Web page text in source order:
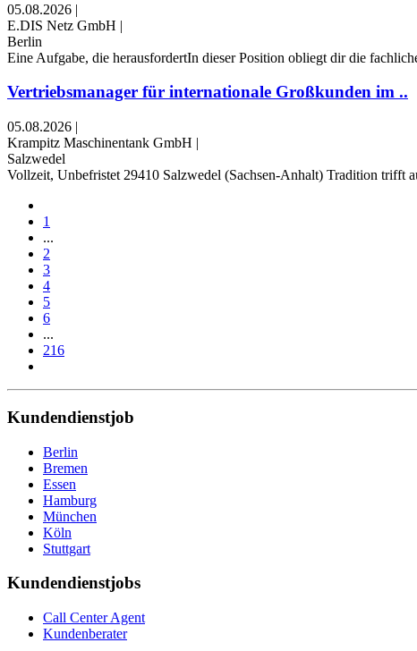
05.08.2026 |
E.DIS Netz GmbH |
Berlin
Eine Aufgabe, die herausfordertIn dieser Position obliegt dir die
Vertriebsmanager für internationale Großkunden im ..
05.08.2026 |
Krampitz Maschinentank GmbH |
Salzwedel
Vollzeit, Unbefristet 29410 Salzwedel (Sachsen-Anhalt) Tradition trifft
1
...
2
3
4
5
6
...
216
Kundendienstjob
Berlin
Bremen
Essen
Hamburg
München
Köln
Stuttgart
Kundendienstjobs
Call Center Agent
Kundenberater